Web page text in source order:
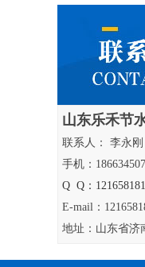
山东乐禾节
联系人： 李永刚
手机：
Q Q：
E-mail：
地址：山东省济